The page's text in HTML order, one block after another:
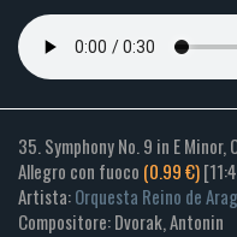
35. Symphony No. 9 in E Minor,
Allegro con fuoco (0.99 €)
Artista:Orquesta Reino de
Compositore: Dvorak, Antonin